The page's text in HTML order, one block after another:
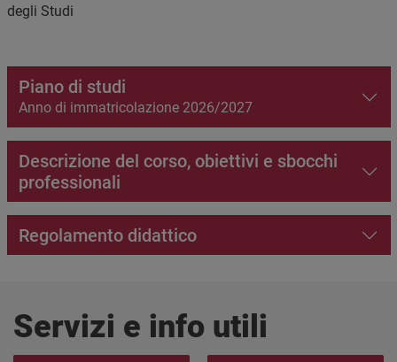
degli Studi
Piano di studi
Anno di immatricolazione 2026/2027
Descrizione del corso, obiettivi e sbocchi
professionali
Regolamento didattico
Servizi e info utili